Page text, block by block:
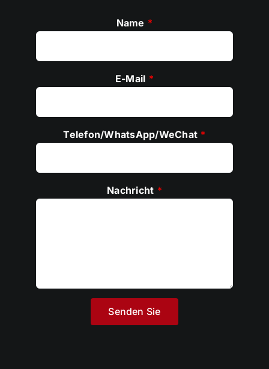
Name *
E-Mail *
Telefon/WhatsApp/WeChat *
Nachricht *